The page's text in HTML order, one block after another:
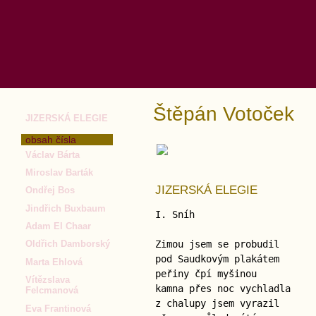
JIZERSKÁ ELEGIE
obsah čísla
Václav Bárta
Miroslav Barták
Ondřej Bos
Jindřich Buxbaum
Adam El Chaar
Oldřich Damborský
Marta Ehlová
Vítězslava
Felcmanová
Eva Frantinová
Štěpán Votoček
JIZERSKÁ ELEGIE
I. Sníh
Zimou jsem se probudil
pod Saudkovým plakátem
peřiny čpí myšinou
kamna přes noc vychladla
z chalupy jsem vyrazil